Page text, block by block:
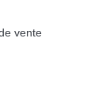
vente